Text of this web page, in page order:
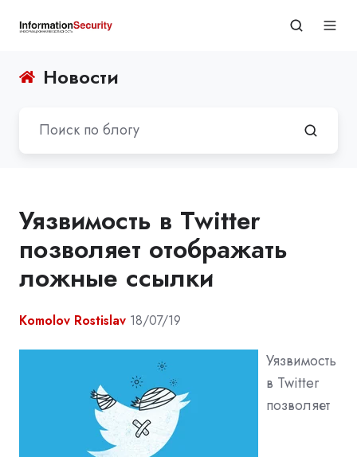
Новости
Уязвимость в Twitter
позволяет отображать
ложные ссылки
Komolov Rostislav 18/07/19
Уязвимость
в Twitter
позволяет